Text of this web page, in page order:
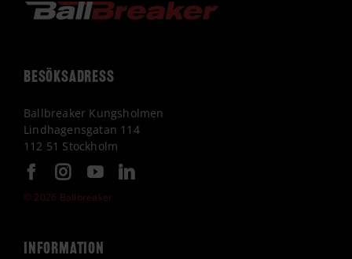
BESÖKSADRESS
Ballbreaker Kungsholmen
Lindhagensgatan 114
112 51 Stockholm
© 2026 Ballbreaker
Information